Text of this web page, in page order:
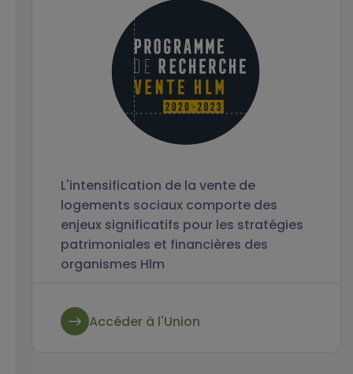
L'intensification de la vente de
logements sociaux comporte des
enjeux significatifs pour les stratégies
patrimoniales et financières des
organismes Hlm
Accéder à l'Union